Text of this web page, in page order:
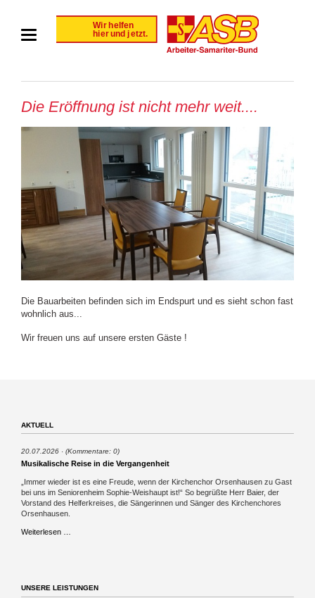
Die Eröffnung ist nicht mehr weit....
Die Bauarbeiten befinden sich im Endspurt und es sieht schon fast
wohnlich aus...
Wir freuen uns auf unsere ersten Gäste !
AKTUELL
20.07.2026 (Kommentare: 0)
Musikalische Reise in die Vergangenheit
„Immer wieder ist es eine Freude, wenn der Kirchenchor Orsenhausen zu Gast
bei uns im Seniorenheim Sophie-Weishaupt ist!“ So begrüßte Herr Baier, der
Vorstand des Helferkreises, die Sängerinnen und Sänger des Kirchenchores
Orsenhausen.
Weiterlesen …
UNSERE LEISTUNGEN